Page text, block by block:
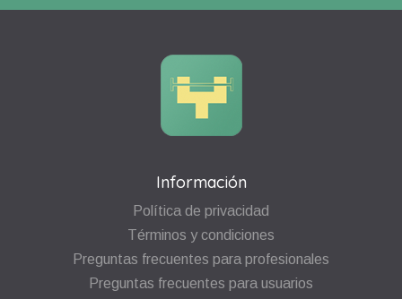
Información
Política de privacidad
Términos y condiciones
Preguntas frecuentes para profesionales
Preguntas frecuentes para usuarios